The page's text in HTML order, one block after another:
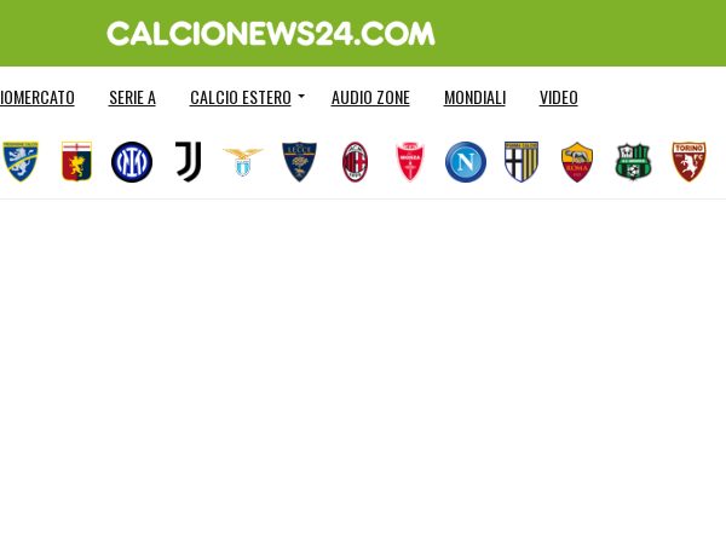
SERIE A CALCIO ESTERO AUDIO ZONE MONDIALI VIDEO